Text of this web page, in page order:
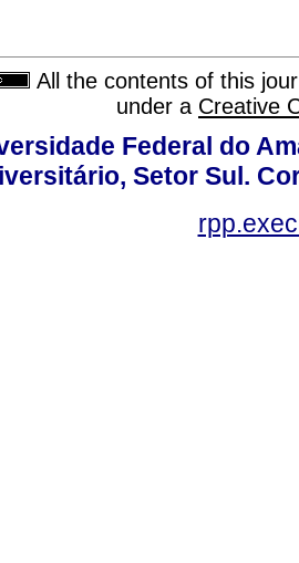
All the contents of this
under a Creative
Federal do
Setor Sul.